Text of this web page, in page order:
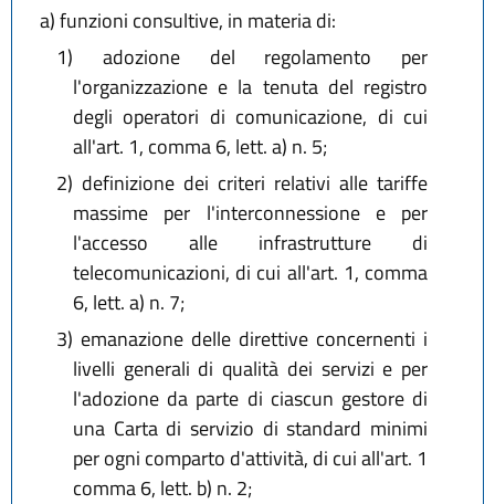
a)funzioni consultive, in materia di:
1) adozione del regolamento per
l'organizzazione e la tenuta del registro
degli operatori di comunicazione, di cui
all'art. 1, comma 6, lett. a) n. 5;
2) definizione dei criteri relativi alle tariffe
massime per l'interconnessione e per
l'accesso alle infrastrutture di
telecomunicazioni, di cui all'art. 1, comma
6, lett. a) n. 7;
3) emanazione delle direttive concernenti i
livelli generali di qualità dei servizi e per
l'adozione da parte di ciascun gestore di
una Carta di servizio di standard minimi
per ogni comparto d'attività, di cui all'art. 1
comma 6, lett. b) n. 2;